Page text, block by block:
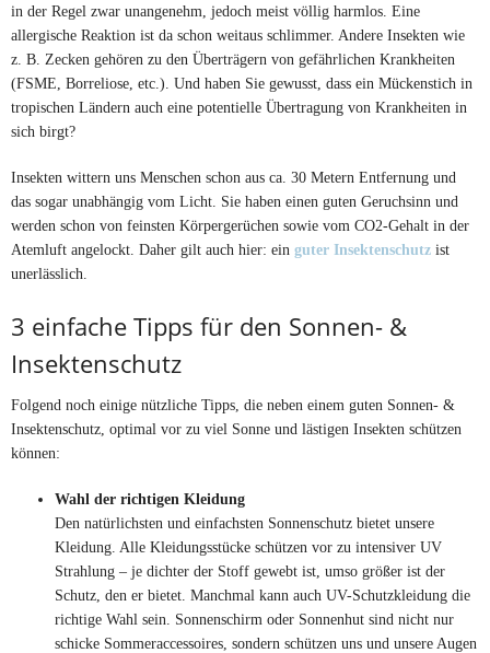
in der Regel zwar unangenehm, jedoch meist völlig harmlos. Eine
allergische Reaktion ist da schon weitaus schlimmer. Andere Insekten wie
z. B. Zecken gehören zu den Überträgern von gefährlichen Krankheiten
(FSME, Borreliose, etc.). Und haben Sie gewusst, dass ein Mückenstich in
tropischen Ländern auch eine potentielle Übertragung von Krankheiten in
sich birgt?
Insekten wittern uns Menschen schon aus ca. 30 Metern Entfernung und
das sogar unabhängig vom Licht. Sie haben einen guten Geruchsinn und
werden schon von feinsten Körpergerüchen sowie vom CO2-Gehalt in der
Atemluft angelockt. Daher gilt auch hier: ein guter Insektenschutz ist
unerlässlich.
3 einfache Tipps für den Sonnen- &
Insektenschutz
Folgend noch einige nützliche Tipps, die neben einem guten Sonnen- &
Insektenschutz, optimal vor zu viel Sonne und lästigen Insekten schützen
können:
Wahl der richtigen Kleidung
Den natürlichsten und einfachsten Sonnenschutz bietet unsere
Kleidung. Alle Kleidungsstücke schützen vor zu intensiver UV
Strahlung – je dichter der Stoff gewebt ist, umso größer ist der
Schutz, den er bietet. Manchmal kann auch UV-Schutzkleidung die
richtige Wahl sein. Sonnenschirm oder Sonnenhut sind nicht nur
schicke Sommeraccessoires, sondern schützen uns und unsere Augen